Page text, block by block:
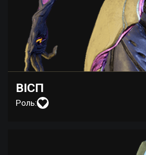
ВІСП
Роль: